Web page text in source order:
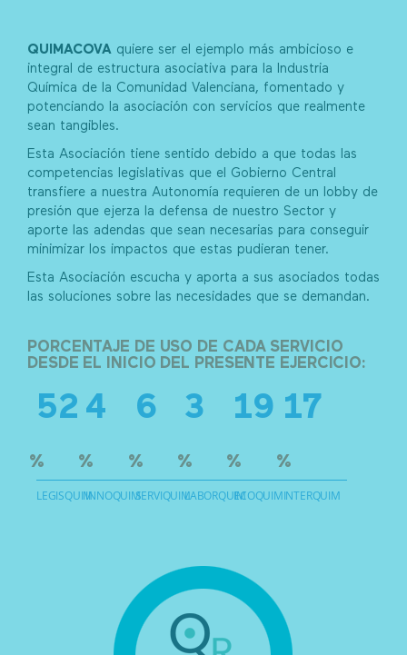
QUIMACOVA quiere ser el ejemplo más ambicioso e
integral de estructura asociativa para la Industria
Química de la Comunidad Valenciana, fomentado y
potenciando la asociación con servicios que realmente
sean tangibles.
Esta Asociación tiene sentido debido a que todas las
competencias legislativas que el Gobierno Central
transfiere a nuestra Autonomía requieren de un lobby de
presión que ejerza la defensa de nuestro Sector y
aporte las adendas que sean necesarias para conseguir
minimizar los impactos que estas pudieran tener.
Esta Asociación escucha y aporta a sus asociados todas
las soluciones sobre las necesidades que se demandan.
PORCENTAJE DE USO DE CADA SERVICIO
DESDE EL INICIO DEL PRESENTE EJERCICIO:
52
%
LEGISQUIM
4
%
INNOQUIM
6
%
SERVIQUIM
3
%
LABORQUIM
19
%
ECOQUIM
17
%
INTERQUIM